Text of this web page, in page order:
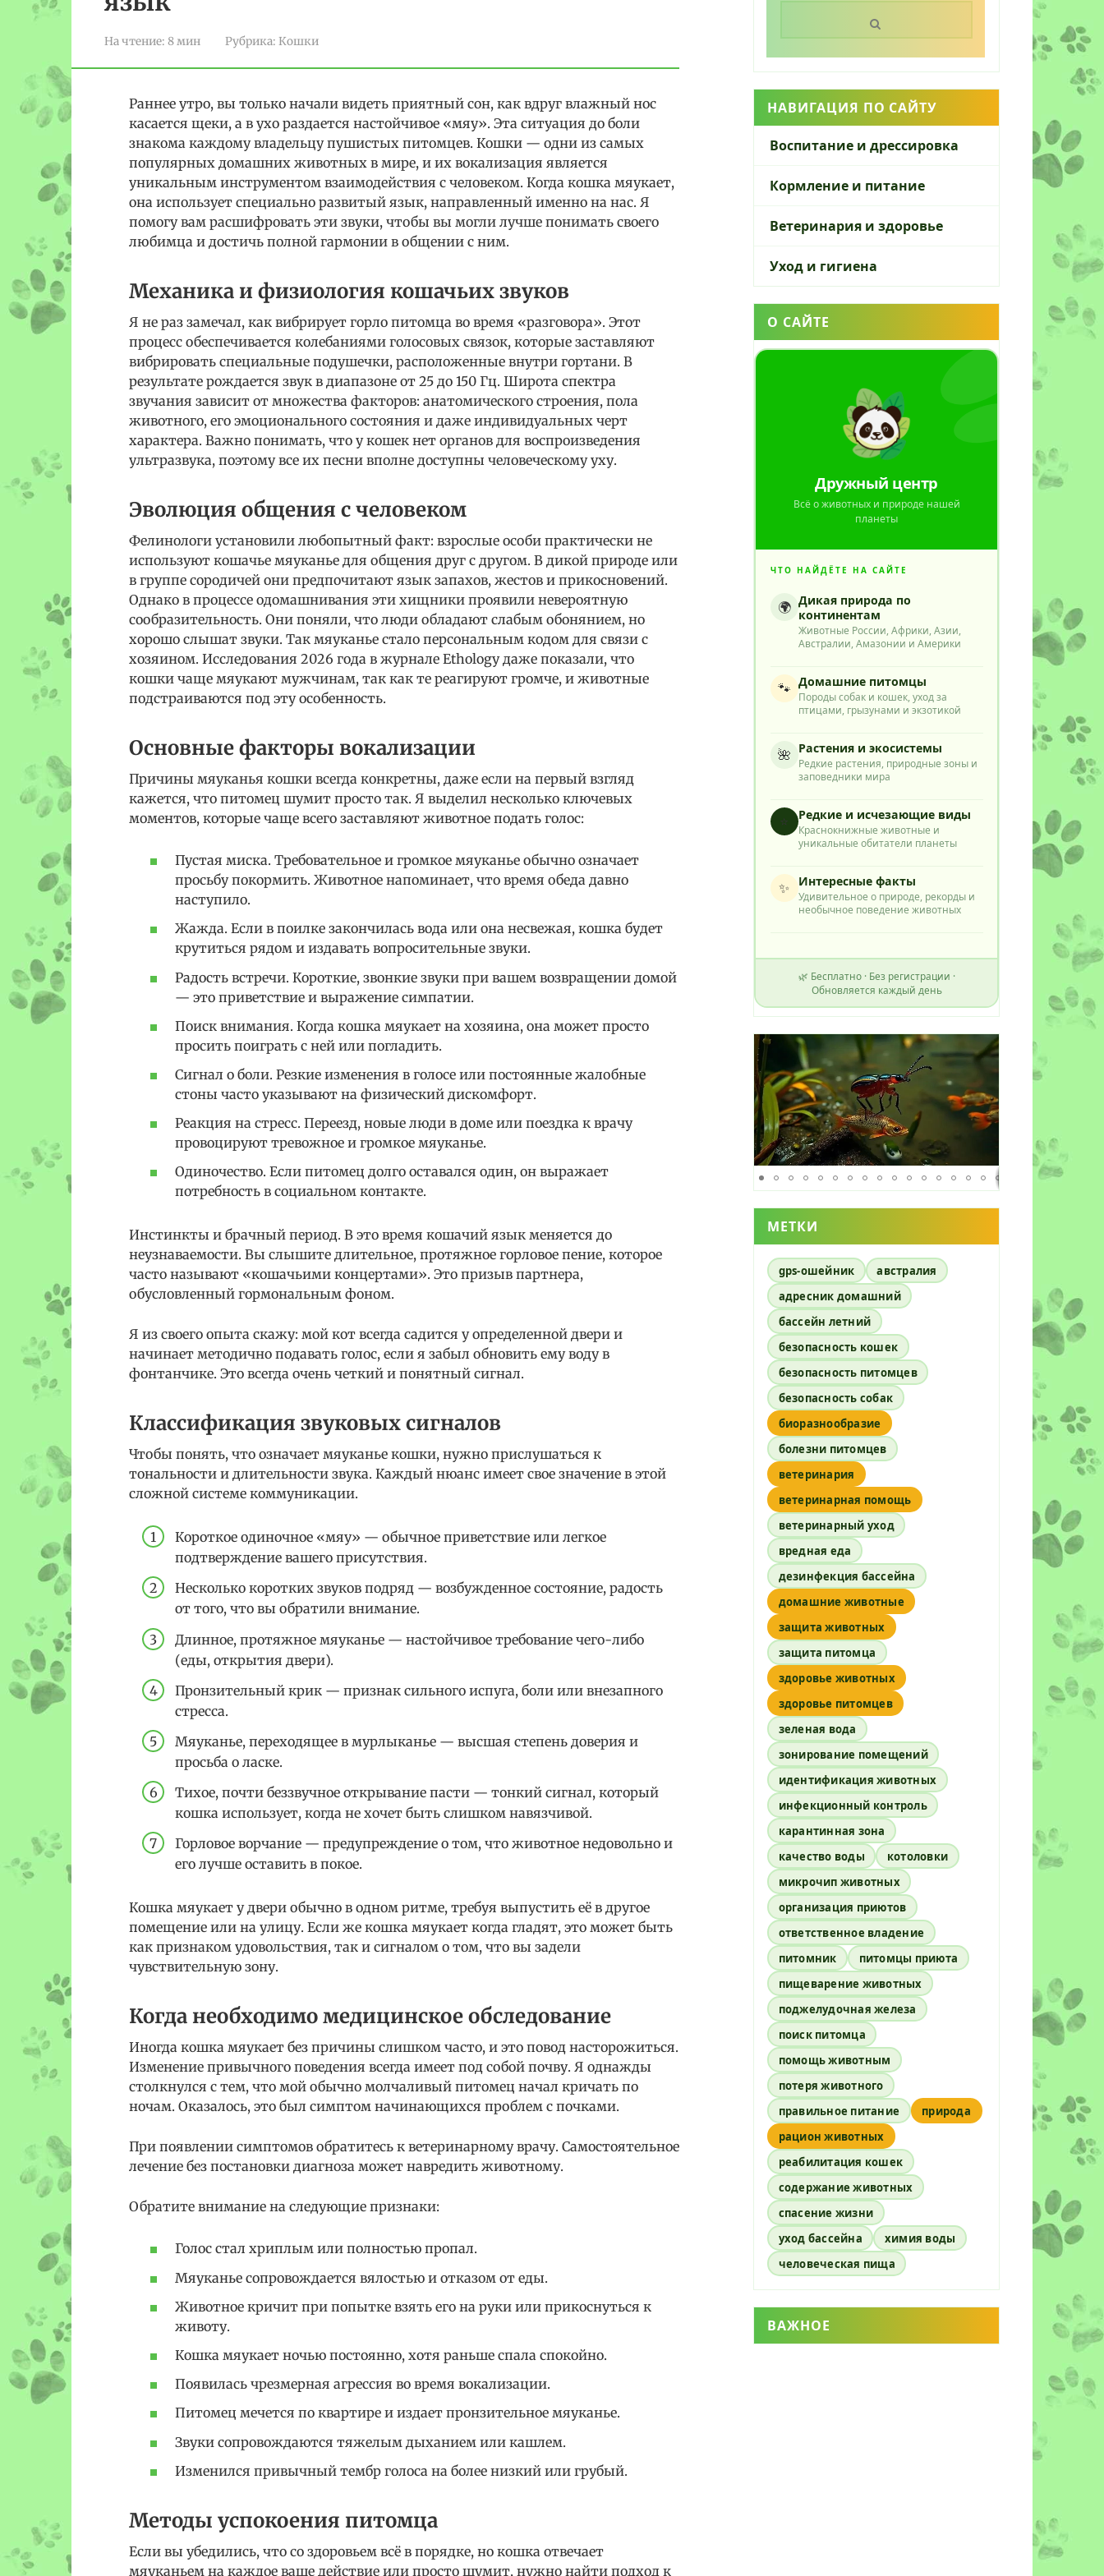
На чтение: 8 мин Рубрика: Кошки
Раннее утро, вы только начали видеть приятный сон, как вдруг влажный нос
касается щеки, а в ухо раздается настойчивое «мяу». Эта ситуация до боли
знакома каждому владельцу пушистых питомцев. Кошки — одни из самых
популярных домашних животных в мире, и их вокализация является
уникальным инструментом взаимодействия с человеком. Когда кошка мяукает,
она использует специально развитый язык, направленный именно на нас. Я
помогу вам расшифровать эти звуки, чтобы вы могли лучше понимать своего
любимца и достичь полной гармонии в общении с ним.
Механика и физиология кошачьих звуков
Я не раз замечал, как вибрирует горло питомца во время «разговора». Этот
процесс обеспечивается колебаниями голосовых связок, которые заставляют
вибрировать специальные подушечки, расположенные внутри гортани. В
результате рождается звук в диапазоне от 25 до 150 Гц. Широта спектра
звучания зависит от множества факторов: анатомического строения, пола
животного, его эмоционального состояния и даже индивидуальных черт
характера. Важно понимать, что у кошек нет органов для воспроизведения
ультразвука, поэтому все их песни вполне доступны человеческому уху.
Эволюция общения с человеком
Фелинологи установили любопытный факт: взрослые особи практически не
используют кошачье мяуканье для общения друг с другом. В дикой природе или
в группе сородичей они предпочитают язык запахов, жестов и прикосновений.
Однако в процессе одомашнивания эти хищники проявили невероятную
сообразительность. Они поняли, что люди обладают слабым обонянием, но
хорошо слышат звуки. Так мяуканье стало персональным кодом для связи с
хозяином. Исследования 2026 года в журнале Ethology даже показали, что
кошки чаще мяукают мужчинам, так как те реагируют громче, и животные
подстраиваются под эту особенность.
Основные факторы вокализации
Причины мяуканья кошки всегда конкретны, даже если на первый взгляд
кажется, что питомец шумит просто так. Я выделил несколько ключевых
моментов, которые чаще всего заставляют животное подать голос:
Пустая миска. Требовательное и громкое мяуканье обычно означает
просьбу покормить. Животное напоминает, что время обеда давно
наступило.
Жажда. Если в поилке закончилась вода или она несвежая, кошка будет
крутиться рядом и издавать вопросительные звуки.
Радость встречи. Короткие, звонкие звуки при вашем возвращении домой
— это приветствие и выражение симпатии.
Поиск внимания. Когда кошка мяукает на хозяина, она может просто
просить поиграть с ней или погладить.
Сигнал о боли. Резкие изменения в голосе или постоянные жалобные
стоны часто указывают на физический дискомфорт.
Реакция на стресс. Переезд, новые люди в доме или поездка к врачу
провоцируют тревожное и громкое мяуканье.
Одиночество. Если питомец долго оставался один, он выражает
потребность в социальном контакте.
Инстинкты и брачный период. В это время кошачий язык меняется до
неузнаваемости. Вы слышите длительное, протяжное горловое пение, которое
часто называют «кошачьими концертами». Это призыв партнера,
обусловленный гормональным фоном.
Я из своего опыта скажу: мой кот всегда садится у определенной двери и
начинает методично подавать голос, если я забыл обновить ему воду в
фонтанчике. Это всегда очень четкий и понятный сигнал.
Классификация звуковых сигналов
Чтобы понять, что означает мяуканье кошки, нужно прислушаться к
тональности и длительности звука. Каждый нюанс имеет свое значение в этой
сложной системе коммуникации.
Короткое одиночное «мяу» — обычное приветствие или легкое
подтверждение вашего присутствия.
Несколько коротких звуков подряд — возбужденное состояние, радость
от того, что вы обратили внимание.
Длинное, протяжное мяуканье — настойчивое требование чего-либо
(еды, открытия двери).
Пронзительный крик — признак сильного испуга, боли или внезапного
стресса.
Мяуканье, переходящее в мурлыканье — высшая степень доверия и
просьба о ласке.
Тихое, почти беззвучное открывание пасти — тонкий сигнал, который
кошка использует, когда не хочет быть слишком навязчивой.
Горловое ворчание — предупреждение о том, что животное недовольно и
его лучше оставить в покое.
Кошка мяукает у двери обычно в одном ритме, требуя выпустить её в другое
помещение или на улицу. Если же кошка мяукает когда гладят, это может быть
как признаком удовольствия, так и сигналом о том, что вы задели
чувствительную зону.
Когда необходимо медицинское обследование
Иногда кошка мяукает без причины слишком часто, и это повод насторожиться.
Изменение привычного поведения всегда имеет под собой почву. Я однажды
столкнулся с тем, что мой обычно молчаливый питомец начал кричать по
ночам. Оказалось, это был симптом начинающихся проблем с почками.
При появлении симптомов обратитесь к ветеринарному врачу. Самостоятельное
лечение без постановки диагноза может навредить животному.
Обратите внимание на следующие признаки:
Голос стал хриплым или полностью пропал.
Мяуканье сопровождается вялостью и отказом от еды.
Животное кричит при попытке взять его на руки или прикоснуться к
животу.
Кошка мяукает ночью постоянно, хотя раньше спала спокойно.
Появилась чрезмерная агрессия во время вокализации.
Питомец мечется по квартире и издает пронзительное мяуканье.
Звуки сопровождаются тяжелым дыханием или кашлем.
Изменился привычный тембр голоса на более низкий или грубый.
Методы успокоения питомца
Если вы убедились, что со здоровьем всё в порядке, но кошка отвечает
мяуканьем на каждое ваше действие или просто шумит, нужно найти подход к
НАВИГАЦИЯ ПО САЙТУ
Воспитание и дрессировка
Кормление и питание
Ветеринария и здоровье
Уход и гигиена
О САЙТЕ
Дружный центр
Всё о животных и природе нашей
планеты
ЧТО НАЙДЁТЕ НА САЙТЕ
🌍 Дикая природа по
континентам
Животные России, Африки, Азии,
Австралии, Амазонии и Америки
🐾 Домашние питомцы
Породы собак и кошек, уход за
птицами, грызунами и экзотикой
🌺 Растения и экосистемы
Редкие растения, природные зоны и
заповедники мира
⭐ Редкие и исчезающие виды
Краснокнижные животные и
уникальные обитатели планеты
✨ Интересные факты
Удивительное о природе, рекорды и
необычное поведение животных
🌿 Бесплатно · Без регистрации ·
Обновляется каждый день
МЕТКИ
gps-ошейник
австралия
адресник домашний
бассейн летний
безопасность кошек
безопасность питомцев
безопасность собак
биоразнообразие
болезни питомцев
ветеринария
ветеринарная помощь
ветеринарный уход
вредная еда
дезинфекция бассейна
домашние животные
защита животных
защита питомца
здоровье животных
здоровье питомцев
зеленая вода
зонирование помещений
идентификация животных
инфекционный контроль
карантинная зона
качество воды
котоловки
микрочип животных
организация приютов
ответственное владение
питомник
питомцы приюта
пищеварение животных
поджелудочная железа
поиск питомца
помощь животным
потеря животного
правильное питание
природа
рацион животных
реабилитация кошек
содержание животных
спасение жизни
уход бассейна
химия воды
человеческая пища
ВАЖНОЕ